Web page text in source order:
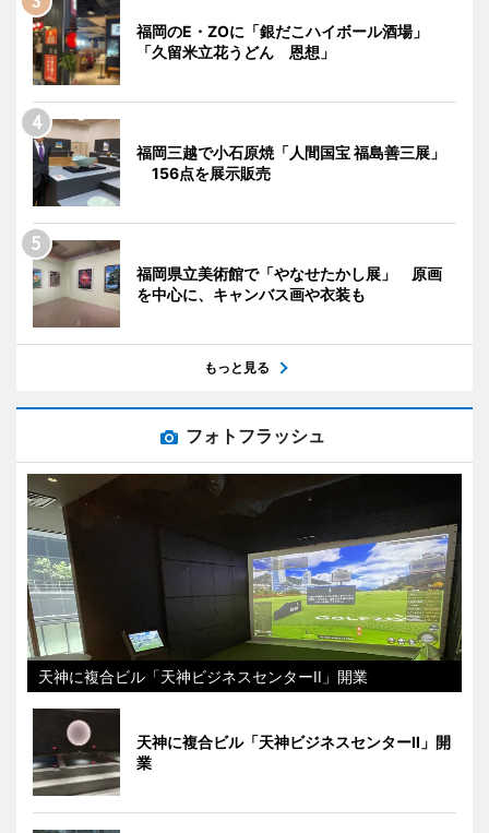
福岡のE・ZOに「銀だこハイボール酒場」
「久留米立花うどん 恩想」
福岡三越で小石原焼「人間国宝 福島善三展」
156点を展示販売
福岡県立美術館で「やなせたかし展」 原画
を中心に、キャンバス画や衣装も
もっと見る
フォトフラッシュ
天神に複合ビル「天神ビジネスセンターII」開業
天神に複合ビル「天神ビジネスセンターII」開
業